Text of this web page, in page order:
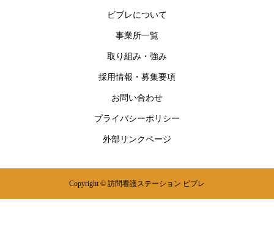
ビブレについて
事業所一覧
取り組み・強み
採用情報・募集要項
お問い合わせ
プライバシーポリシー
外部リンクページ
Copyright © 訪問看護ステーション ビブレ